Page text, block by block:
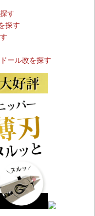
す
探す
ール改を探す